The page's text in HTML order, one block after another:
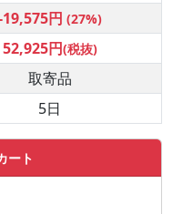
円 (27%)
52,925円(税抜)
取寄品
5日
ート